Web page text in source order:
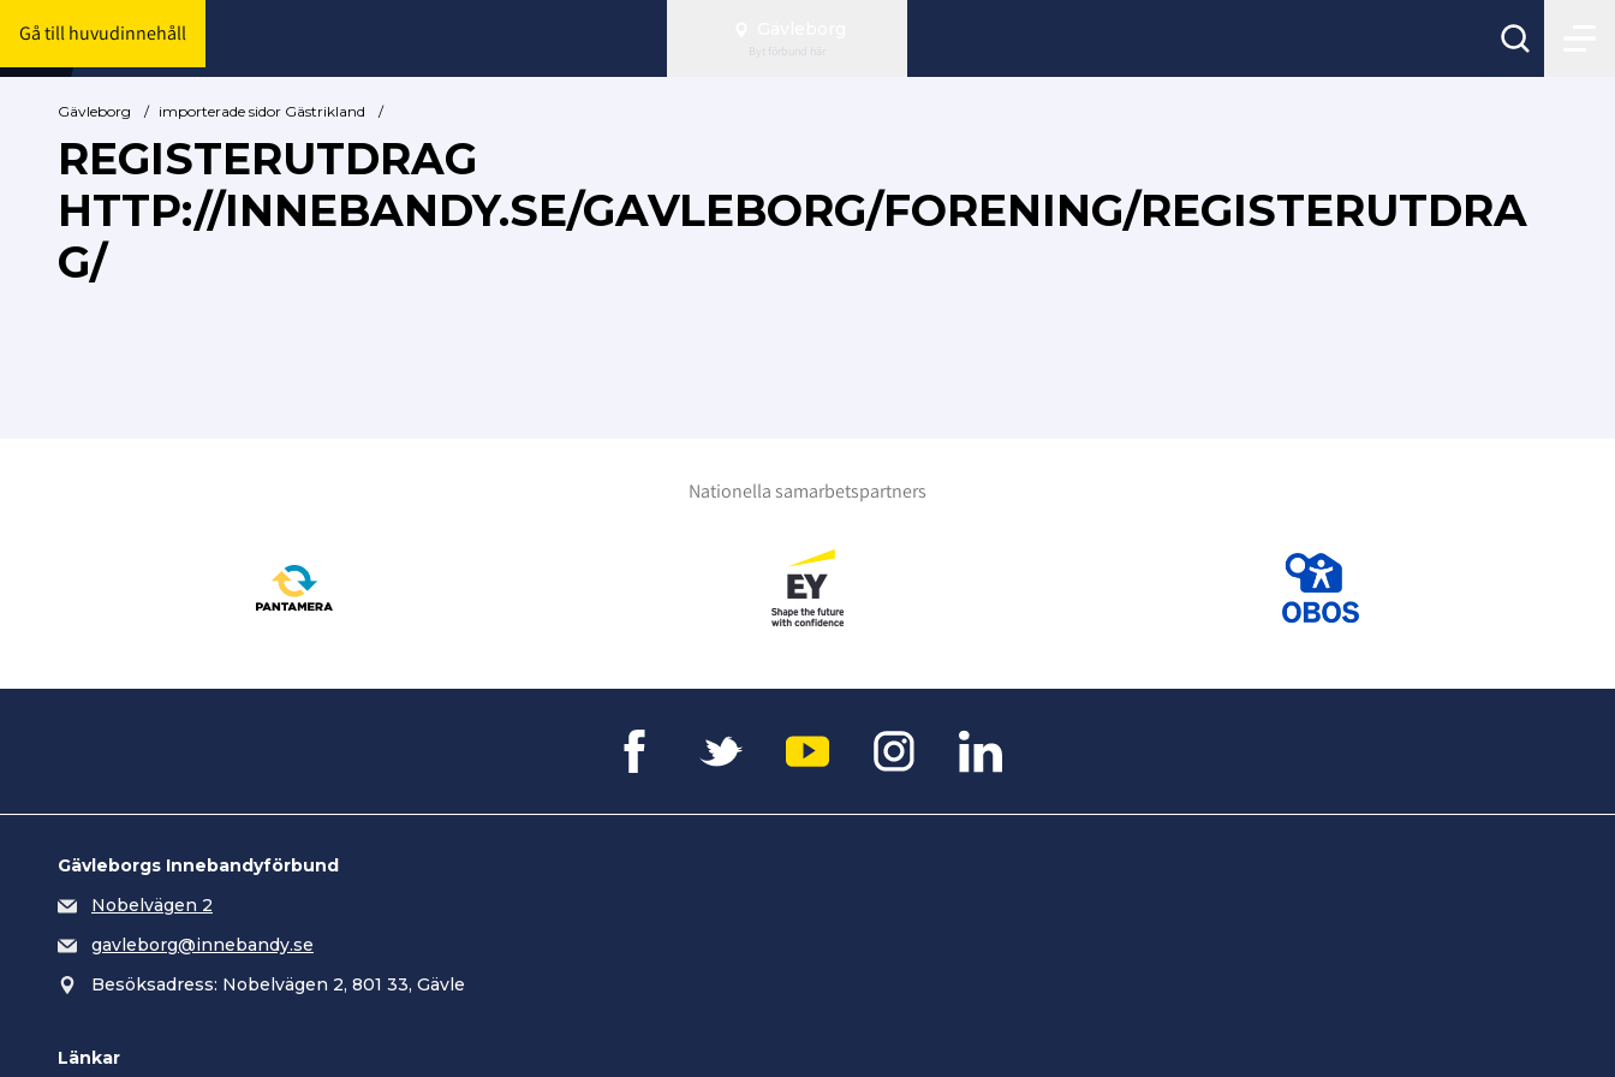
Gå till huvudinnehåll
Byt förbund här
Gävleborg / importerade sidor Gästrikland /
REGISTERUTDRAG
HTTP://INNEBANDY.SE/GAVLEBORG/FORENING/REGISTERUTDRA
G/
Nationella samarbetspartners
Gävleborgs Innebandyförbund
Nobelvägen 2
gavleborg@innebandy.se
Besöksadress: Nobelvägen 2, 801 33, Gävle
Länkar